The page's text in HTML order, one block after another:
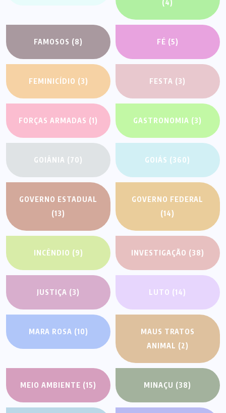
(4)
FAMOSOS (8) FÉ (5)
FEMINICÍDIO (3) FESTA (3)
FORÇAS ARMADAS (1) GASTRONOMIA (3)
GOIÂNIA (70) GOIÁS (360)
GOVERNO ESTADUAL
(13)
GOVERNO FEDERAL
(14)
INCÊNDIO (9) INVESTIGAÇÃO (38)
JUSTIÇA (3) LUTO (14)
MARA ROSA (10)
MAUS TRATOS
ANIMAL (2)
MEIO AMBIENTE (15) MINAÇU (38)